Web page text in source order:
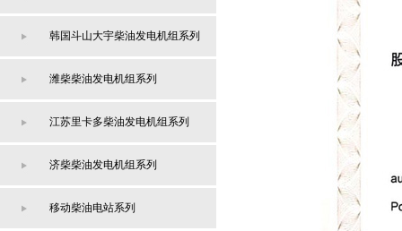
韩国斗山大宇柴油发电机组系列
潍柴柴油发电机组系列
江苏里卡多柴油发电机组系列
济柴柴油发电机组系列
移动柴油电站系列